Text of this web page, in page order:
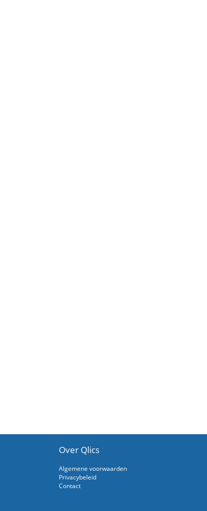
Over Qlics
Algemene voorwaarden
Privacybeleid
Contact